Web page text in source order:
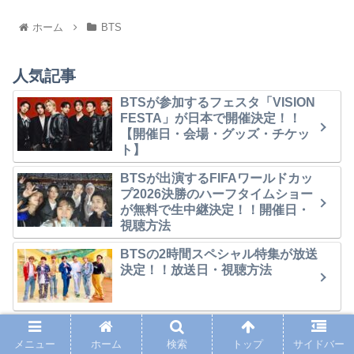
ホーム BTS
人気記事
BTSが参加するフェスタ「VISION
FESTA」が日本で開催決定！！
【開催日・会場・グッズ・チケッ
ト】
BTSが出演するFIFAワールドカッ
プ2026決勝のハーフタイムショー
が無料で生中継決定！！開催日・
視聴方法
BTSの2時間スペシャル特集が放送
決定！！放送日・視聴方法
【地上波】BTSが出演するFIFAワ
ールドカップ決勝のハーフタイム
メニュー ホーム 検索 トップ サイドバー